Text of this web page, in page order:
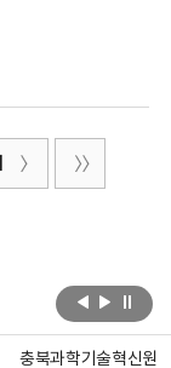
충북과학기술혁신원